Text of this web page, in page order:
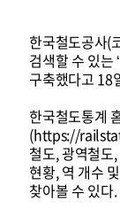
한국철도공사(
검색할 수 있는
구축했다고 18
한국철도통계
(https://
철도, 광역철도
현황, 역 개수
찾아볼 수 있다.